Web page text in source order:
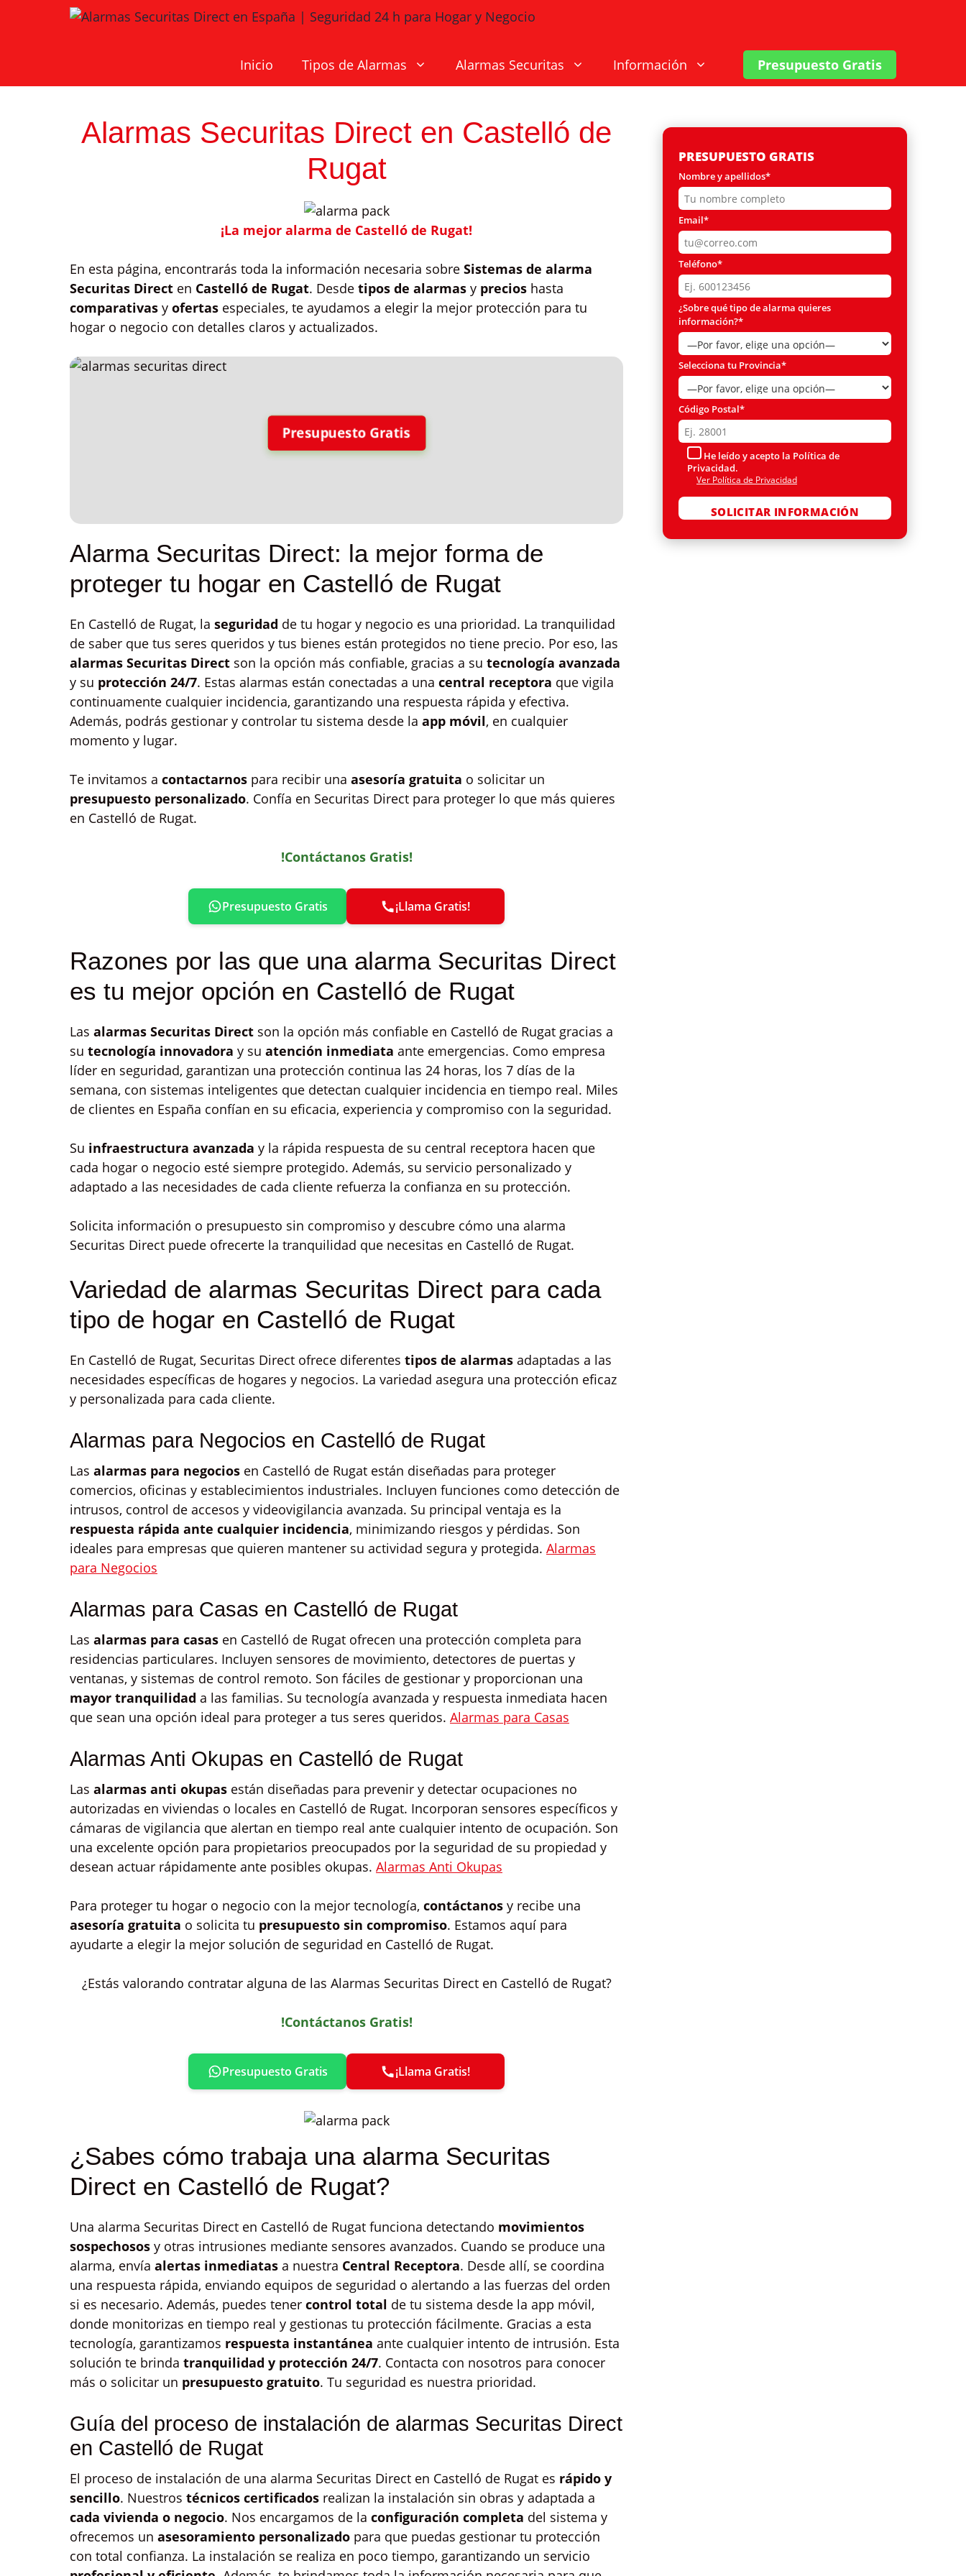
Inicio
Tipos de Alarmas Alarmas Securitas Información Presupuesto Gratis
Alarmas Securitas Direct en Castelló de
Rugat
¡La mejor alarma de Castelló de Rugat!
En esta página, encontrarás toda la información necesaria sobre Sistemas de alarma
Securitas Direct en Castelló de Rugat. Desde tipos de alarmas y precios hasta
comparativas y ofertas especiales, te ayudamos a elegir la mejor protección para tu
hogar o negocio con detalles claros y actualizados.
Presupuesto Gratis
Alarma Securitas Direct: la mejor forma de
proteger tu hogar en Castelló de Rugat
En Castelló de Rugat, la seguridad de tu hogar y negocio es una prioridad. La tranquilidad
de saber que tus seres queridos y tus bienes están protegidos no tiene precio. Por eso, las
alarmas Securitas Direct son la opción más confiable, gracias a su tecnología avanzada
y su protección 24/7. Estas alarmas están conectadas a una central receptora que vigila
continuamente cualquier incidencia, garantizando una respuesta rápida y efectiva.
Además, podrás gestionar y controlar tu sistema desde la app móvil, en cualquier
momento y lugar.
Te invitamos a contactarnos para recibir una asesoría gratuita o solicitar un
presupuesto personalizado. Confía en Securitas Direct para proteger lo que más quieres
en Castelló de Rugat.
!Contáctanos Gratis!
Presupuesto Gratis ¡Llama Gratis!
Razones por las que una alarma Securitas Direct
es tu mejor opción en Castelló de Rugat
Las alarmas Securitas Direct son la opción más confiable en Castelló de Rugat gracias a
su tecnología innovadora y su atención inmediata ante emergencias. Como empresa
líder en seguridad, garantizan una protección continua las 24 horas, los 7 días de la
semana, con sistemas inteligentes que detectan cualquier incidencia en tiempo real. Miles
de clientes en España confían en su eficacia, experiencia y compromiso con la seguridad.
Su infraestructura avanzada y la rápida respuesta de su central receptora hacen que
cada hogar o negocio esté siempre protegido. Además, su servicio personalizado y
adaptado a las necesidades de cada cliente refuerza la confianza en su protección.
Solicita información o presupuesto sin compromiso y descubre cómo una alarma
Securitas Direct puede ofrecerte la tranquilidad que necesitas en Castelló de Rugat.
Variedad de alarmas Securitas Direct para cada
tipo de hogar en Castelló de Rugat
En Castelló de Rugat, Securitas Direct ofrece diferentes tipos de alarmas adaptadas a las
necesidades específicas de hogares y negocios. La variedad asegura una protección eficaz
y personalizada para cada cliente.
Alarmas para Negocios en Castelló de Rugat
Las alarmas para negocios en Castelló de Rugat están diseñadas para proteger
comercios, oficinas y establecimientos industriales. Incluyen funciones como detección de
intrusos, control de accesos y videovigilancia avanzada. Su principal ventaja es la
respuesta rápida ante cualquier incidencia, minimizando riesgos y pérdidas. Son
ideales para empresas que quieren mantener su actividad segura y protegida. Alarmas
para Negocios
Alarmas para Casas en Castelló de Rugat
Las alarmas para casas en Castelló de Rugat ofrecen una protección completa para
residencias particulares. Incluyen sensores de movimiento, detectores de puertas y
ventanas, y sistemas de control remoto. Son fáciles de gestionar y proporcionan una
mayor tranquilidad a las familias. Su tecnología avanzada y respuesta inmediata hacen
que sean una opción ideal para proteger a tus seres queridos. Alarmas para Casas
Alarmas Anti Okupas en Castelló de Rugat
Las alarmas anti okupas están diseñadas para prevenir y detectar ocupaciones no
autorizadas en viviendas o locales en Castelló de Rugat. Incorporan sensores específicos y
cámaras de vigilancia que alertan en tiempo real ante cualquier intento de ocupación. Son
una excelente opción para propietarios preocupados por la seguridad de su propiedad y
desean actuar rápidamente ante posibles okupas. Alarmas Anti Okupas
Para proteger tu hogar o negocio con la mejor tecnología, contáctanos y recibe una
asesoría gratuita o solicita tu presupuesto sin compromiso. Estamos aquí para
ayudarte a elegir la mejor solución de seguridad en Castelló de Rugat.
¿Estás valorando contratar alguna de las Alarmas Securitas Direct en Castelló de Rugat?
!Contáctanos Gratis!
Presupuesto Gratis ¡Llama Gratis!
¿Sabes cómo trabaja una alarma Securitas
Direct en Castelló de Rugat?
Una alarma Securitas Direct en Castelló de Rugat funciona detectando movimientos
sospechosos y otras intrusiones mediante sensores avanzados. Cuando se produce una
alarma, envía alertas inmediatas a nuestra Central Receptora. Desde allí, se coordina
una respuesta rápida, enviando equipos de seguridad o alertando a las fuerzas del orden
si es necesario. Además, puedes tener control total de tu sistema desde la app móvil,
donde monitorizas en tiempo real y gestionas tu protección fácilmente. Gracias a esta
tecnología, garantizamos respuesta instantánea ante cualquier intento de intrusión. Esta
solución te brinda tranquilidad y protección 24/7. Contacta con nosotros para conocer
más o solicitar un presupuesto gratuito. Tu seguridad es nuestra prioridad.
Guía del proceso de instalación de alarmas Securitas Direct
en Castelló de Rugat
El proceso de instalación de una alarma Securitas Direct en Castelló de Rugat es rápido y
sencillo. Nuestros técnicos certificados realizan la instalación sin obras y adaptada a
cada vivienda o negocio. Nos encargamos de la configuración completa del sistema y
ofrecemos un asesoramiento personalizado para que puedas gestionar tu protección
con total confianza. La instalación se realiza en poco tiempo, garantizando un servicio
PRESUPUESTO GRATIS
Nombre y apellidos*
Email*
Teléfono*
¿Sobre qué tipo de alarma quieres
información?*
Selecciona tu Provincia*
Código Postal*
He leído y acepto la Política de
Privacidad.
Ver Política de Privacidad
Por favor, deja este campo vacío.